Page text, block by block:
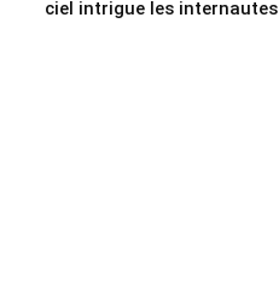
ciel intrigue les internautes